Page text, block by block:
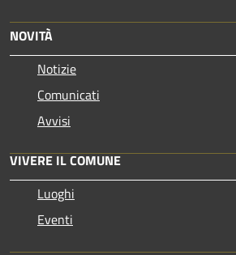
NOVITÀ
Notizie
Comunicati
Avvisi
VIVERE IL COMUNE
Luoghi
Eventi